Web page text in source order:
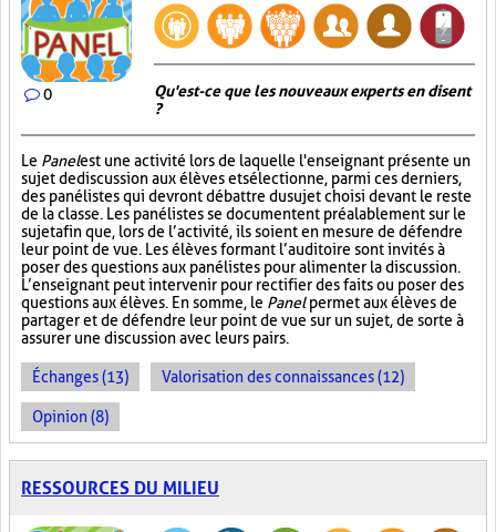
0
Qu'est-ce que les nouveaux experts en disent
?
Le Panelest une activité lors de laquelle l'enseignant présente un
sujet de discussion aux élèves et sélectionne, parmi ces derniers,
des panélistes qui devront débattre du sujet choisi devant le reste
de la classe. Les panélistes se documentent préalablement sur le
sujet afin que, lors de l’activité, ils soient en mesure de défendre
leur point de vue. Les élèves formant l’auditoire sont invités à
poser des questions aux panélistes pour alimenter la discussion.
L’enseignant peut intervenir pour rectifier des faits ou poser des
questions aux élèves. En somme, le Panelpermet aux élèves de
partager et de défendre leur point de vue sur un sujet, de sorte à
assurer une discussion avec leurs pairs.
Échanges (13) Valorisation des connaissances (12)
Opinion (8)
RESSOURCES DU MILIEU